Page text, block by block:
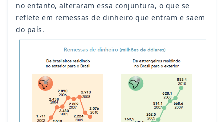
no entanto, alteraram essa conjuntura, o que se
reflete em remessas de dinheiro que entram e saem
do país.